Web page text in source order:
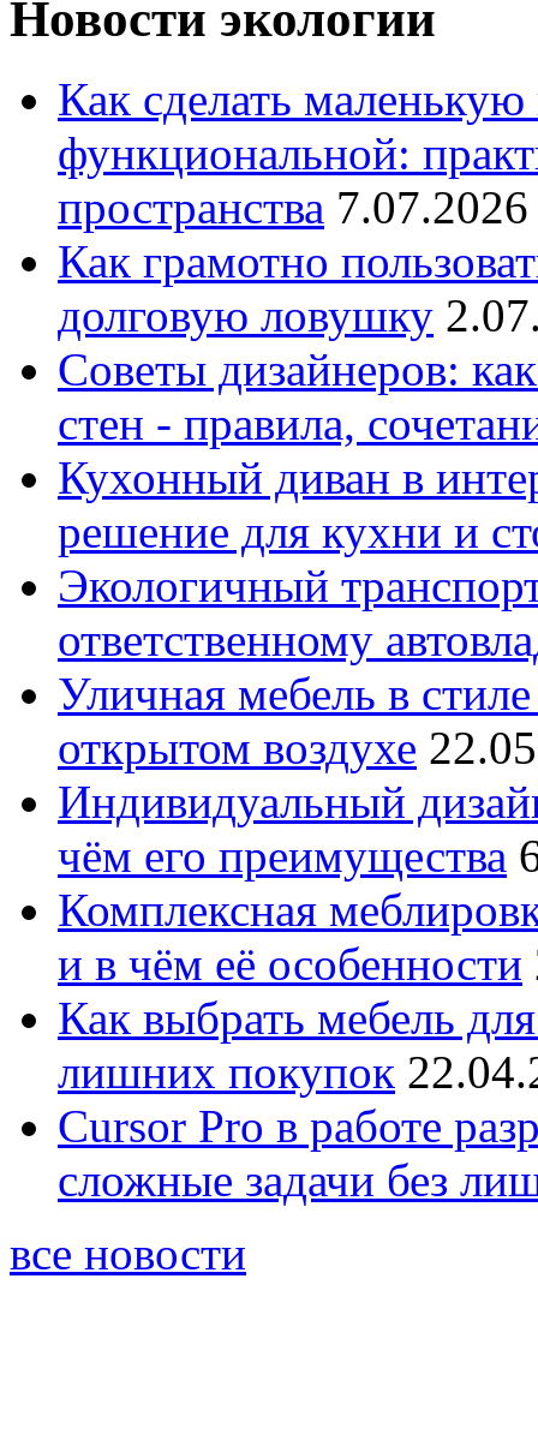
Новости экологии
Как сделать
функциональной:
пространства
Как грамотно
долговую ловушку
Советы дизайнеров:
стен - правила,
Кухонный диван в
решение для кухни и
Экологичный
ответственному
Уличная мебель в
открытом воздухе
Индивидуальный
чём его преимущества
Комплексная
и в чём её особенности
Как выбрать мебель
лишних покупок
Cursor Pro в работе
сложные задачи без
все новости